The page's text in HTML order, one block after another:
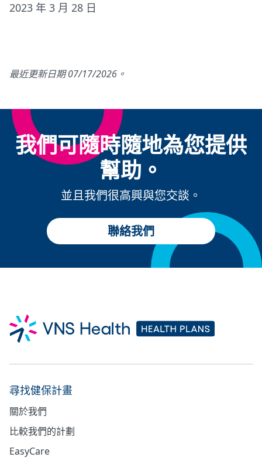
2023 年 3 月 28 日
最近更新日期 07/17/2026。
我們可隨時隨地為您提供
幫助。
並且我們很高興與您交談。
聯絡我們
尋找健保計畫
關於我們
比較我們的計劃
EasyCare